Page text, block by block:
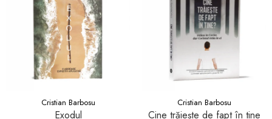
Cristian Barbosu
Exodul
Cristian Barbosu
Cine trăiește de fapt în tine